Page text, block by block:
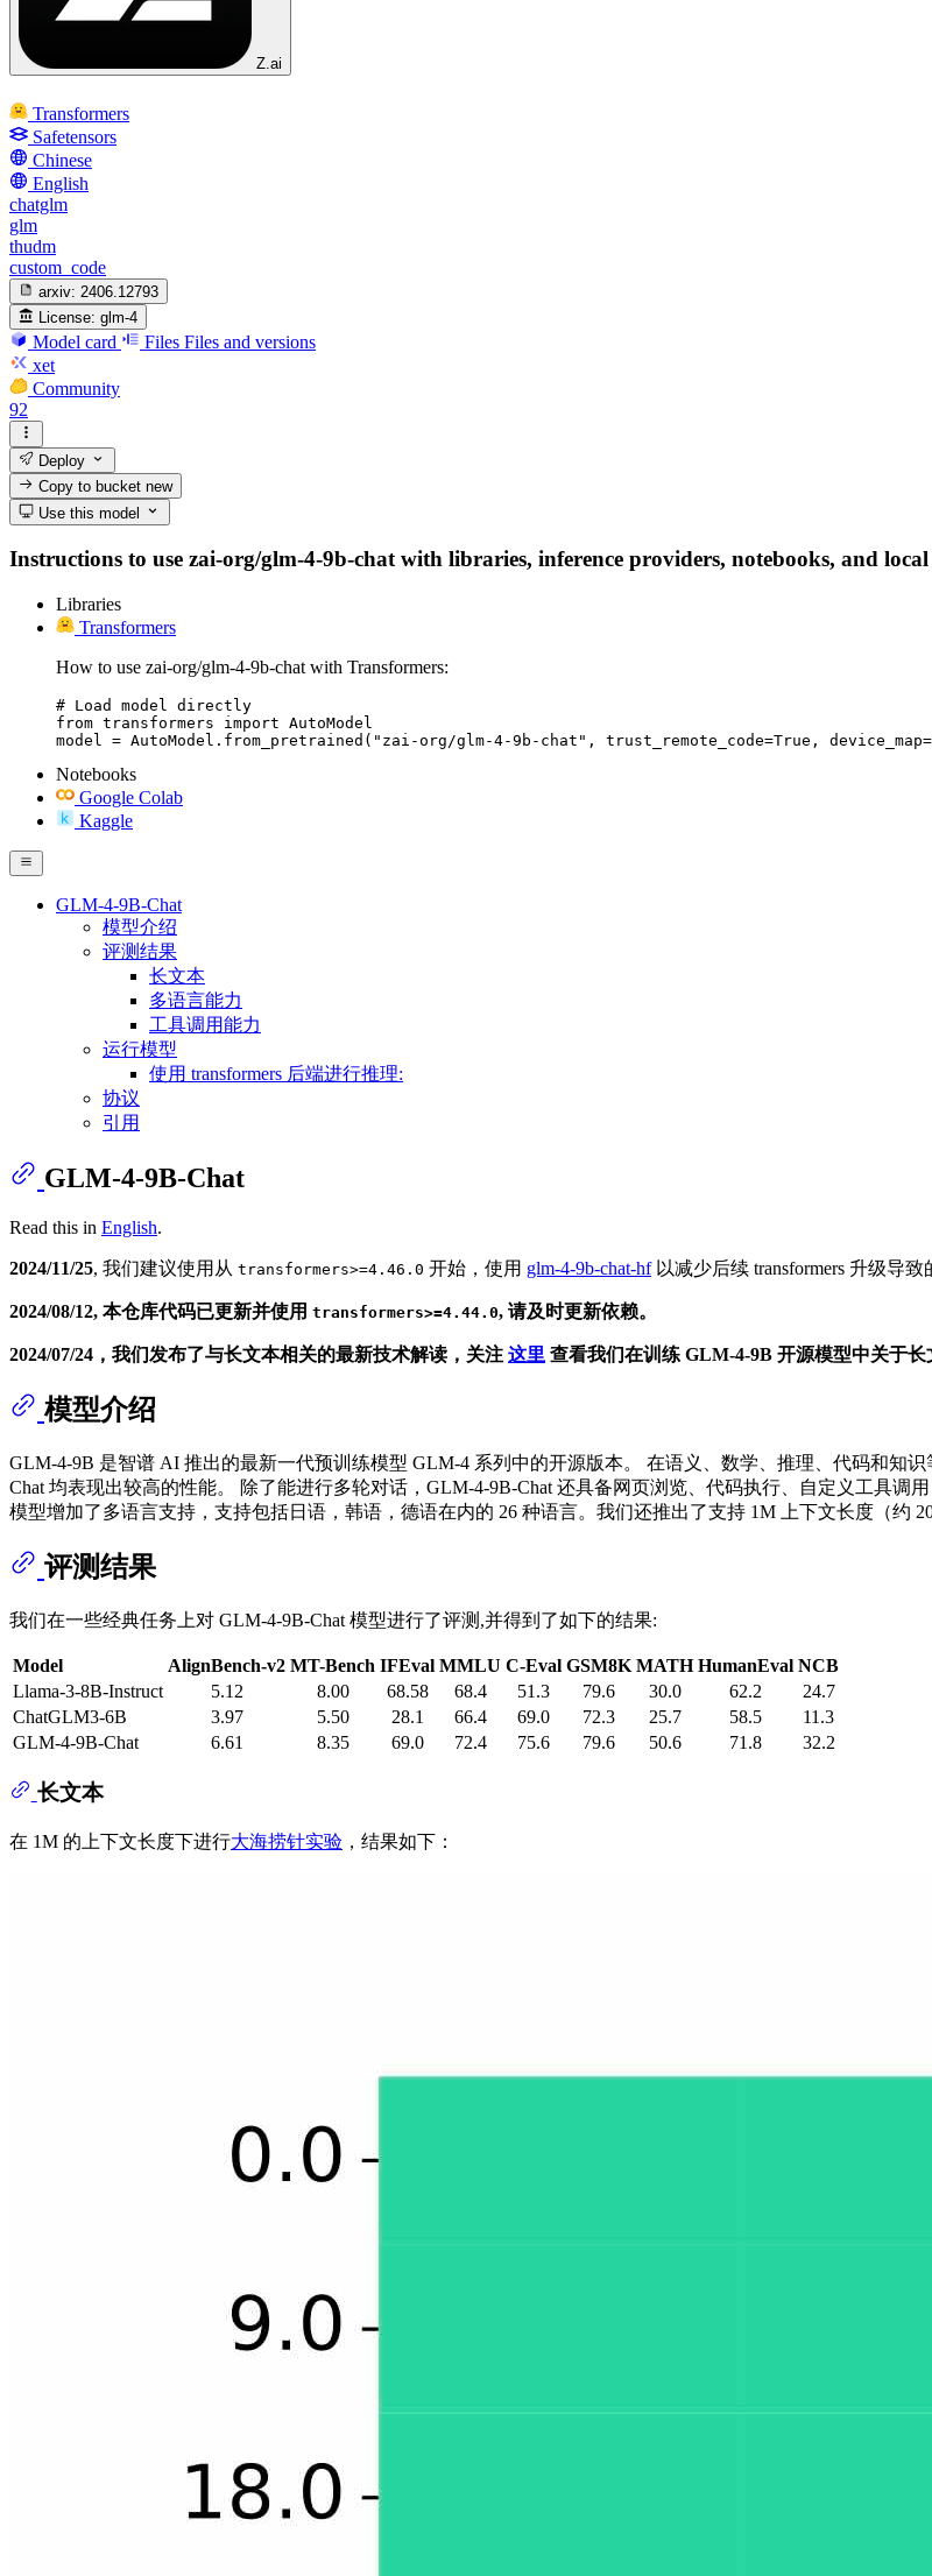
Z.ai
Transformers
Safetensors
Chinese
English
chatglm
glm
thudm
custom_code
arxiv: 2406.12793
License: glm-4
Model card Files Files and versions
xet
Community
92
Deploy
Copy to bucketnew
Use this model
Instructions to use zai-org/glm-4-9b-chat with libraries, inference providers, notebooks, and
Libraries
Transformers
How to use zai-org/glm-4-9b-chat with Transformers:
# Load model directly
from transformers import AutoModel
model = AutoModel.from_pretrained("zai-org/glm-4-9b-chat", trust_remote_code=True,
Notebooks
Google Colab
Kaggle
GLM-4-9B-Chat
模型介绍
评测结果
长文本
多语言能力
工具调用能力
运行模型
使用 transformers 后端进行推理:
协议
引用
GLM-4-9B-Chat
Read this in English.
2024/11/25, 我们建议使用从 transformers>=4.46.0 开始，使用 glm-4-9b-chat-hf以减少后续 transformers 升级导致
2024/08/12, 本仓库代码已更新并使用 transformers>=4.44.0, 请及时更新依赖。
2024/07/24，我们发布了与长文本相关的最新技术解读，关注 这里 查看我们在训练 GLM-4-9B 开源模型中关于
模型介绍
GLM-4-9B 是智谱 AI 推出的最新一代预训练模型 GLM-4 系列中的开源版本。 在语义、数学、推理、代码和知
Chat 均表现出较高的性能。 除了能进行多轮对话，GLM-4-9B-Chat 还具备网页浏览、代码执行、自定义工具调
模型增加了多语言支持，支持包括日语，韩语，德语在内的 26 种语言。我们还推出了支持 1M 上下文长度（约
评测结果
我们在一些经典任务上对 GLM-4-9B-Chat 模型进行了评测,并得到了如下的结果:
Model AlignBench-v2 MT-Bench IFEval MMLU C-Eval GSM8K MATH HumanEval NCB
Llama-3-8B-Instruct
5.12 8.00 68.58 68.4 51.3 79.6 30.0 62.2
24.7
ChatGLM3-6B
3.97 5.50 28.1 66.4 69.0 72.3 25.7 58.5
11.3
GLM-4-9B-Chat
6.61 8.35 69.0 72.4 75.6 79.6 50.6 71.8 32.2
长文本
在 1M 的上下文长度下进行大海捞针实验 ，结果如下：